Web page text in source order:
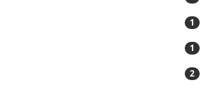
1
1
2